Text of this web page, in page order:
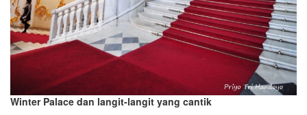
Winter Palace dan langit-langit yang cantik